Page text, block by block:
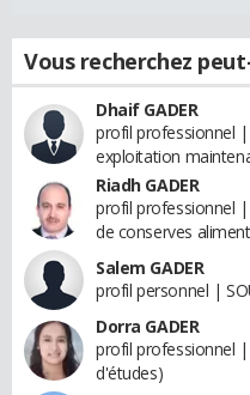
Vous recherchez
Dhaif GADER
profil professionnel |
exploitation
Riadh GADER
profil professionnel
de conserves
Salem GADER
profil personnel |
Dorra GADER
profil professionnel |
d'études)